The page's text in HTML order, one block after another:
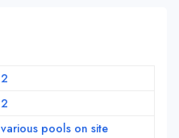
2
2
various pools on site